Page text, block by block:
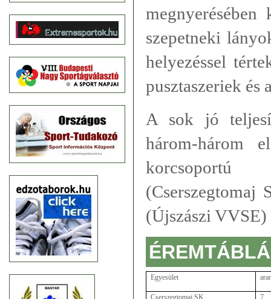
megnyerésében
szepetneki
helyezéssel
pusztaszeriek és
A sok jó
három-három
(Újszászi VVSE)
Egyesület
Cserszegtomaj SK 7